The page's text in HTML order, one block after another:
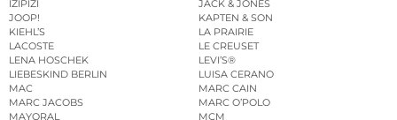
IZIPIZI
JACK & JONES
JOOP!
KAPTEN & SON
KIEHL’S
LA PRAIRIE
LACOSTE
LE CREUSET
LENA HOSCHEK
LEVI’S®
LIEBESKIND BERLIN
LUISA CERANO
MAC
MARC CAIN
MARC JACOBS
MARC O’POLO
MAYORAL
MCM